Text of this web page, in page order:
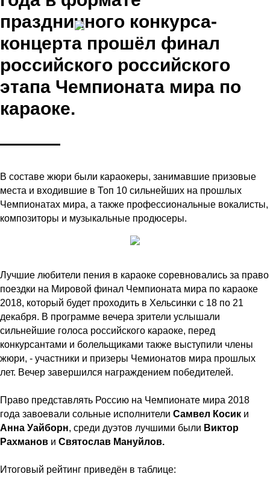
праздничного конкурса-
концерта прошёл финал
российского российского
этапа Чемпионата мира по
караоке.
В составе жюри были караокеры, занимавшие призовые
места и входившие в Топ 10 сильнейших на прошлых
Чемпионатах мира, а также профессиональные вокалисты,
композиторы и музыкальные продюсеры.
Лучшие любители пения в караоке соревновались за право
поездки на Мировой финал Чемпионата мира по караоке
2018, который будет проходить в Хельсинки с 18 по 21
декабря. В программе вечера зрители услышали
сильнейшие голоса российского караоке, перед
конкурсантами и болельщиками также выступили члены
жюри, - участники и призеры Чемионатов мира прошлых
лет. Вечер завершился награждением победителей.
Право представлять Россию на Чемпионате мира 2018
года завоевали сольные исполнители Самвел Косик и
Анна Уайборн, среди дуэтов лучшими были Виктор
Рахманов и Святослав Мануйлов.
Итоговый рейтинг приведён в таблице: